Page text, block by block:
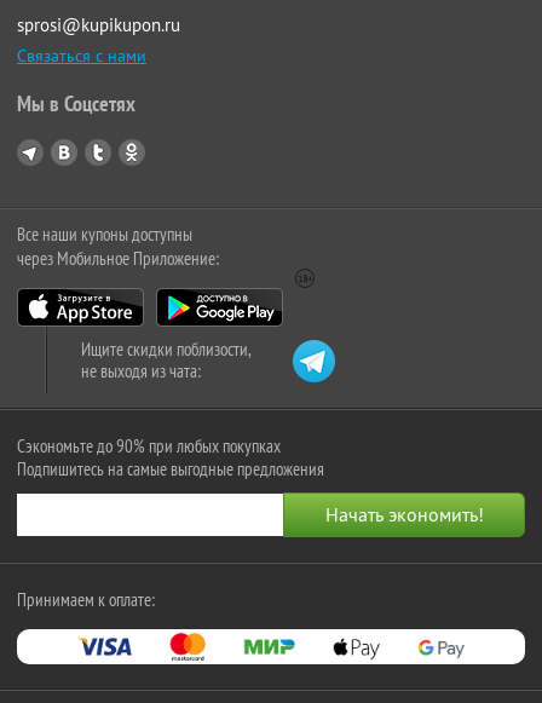
sprosi@kupikupon.ru
Связаться с нами
Мы в Соцсетях
Все наши купоны доступны
через Мобильное Приложение:
Ищите скидки поблизости,
не выходя из чата:
Сэкономьте до 90% при любых покупках
Подпишитесь на самые выгодные предложения
Принимаем к оплате: